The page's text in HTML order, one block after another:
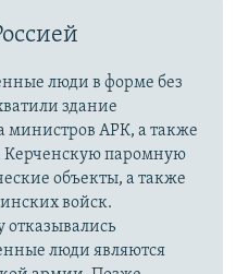
люди в форме без
здание
министров АРК, а также
Керченскую паромную
объекты, а также
войск.
отказывались
люди являются